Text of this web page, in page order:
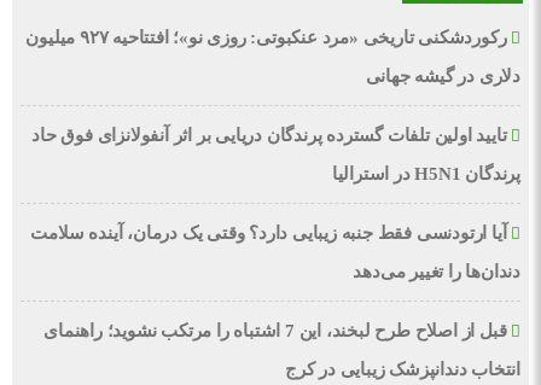
رکوردشکنی تاریخی «مرد عنکبوتی: روزی نو»؛ افتتاحیه ۹۲۷ میلیون
دلاری در گیشه جهانی
تایید اولین تلفات گسترده پرندگان دریایی بر اثر آنفولانزای فوق حاد
پرندگان H5N1 در استرالیا
آیا ارتودنسی فقط جنبه زیبایی دارد؟ وقتی یک درمان، آینده سلامت
دندان‌ها را تغییر می‌دهد
قبل از اصلاح طرح لبخند، این 7 اشتباه را مرتکب نشوید؛ راهنمای
انتخاب دندانپزشک زیبایی در کرج